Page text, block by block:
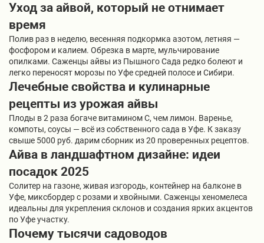
Уход за айвой, который не отнимает
время
Полив раз в неделю, весенняя подкормка азотом, летняя —
фосфором и калием. Обрезка в марте, мульчирование
опилками. Саженцы айвы из Пышного Сада редко болеют и
легко переносят морозы по Уфе средней полосе и Сибири.
Лечебные свойства и кулинарные
рецепты из урожая айвы
Плоды в 2 раза богаче витамином C, чем лимон. Варенье,
компоты, соусы — всё из собственного сада в Уфе. К заказу
свыше 5000 руб. дарим сборник из 20 проверенных рецептов.
Айва в ландшафтном дизайне: идеи
посадок 2025
Солитер на газоне, живая изгородь, контейнер на балконе в
Уфе, миксбордер с розами и хвойными. Саженцы хеномелеса
идеальны для укрепления склонов и создания ярких акцентов
по Уфе участку.
Почему тысячи садоводов